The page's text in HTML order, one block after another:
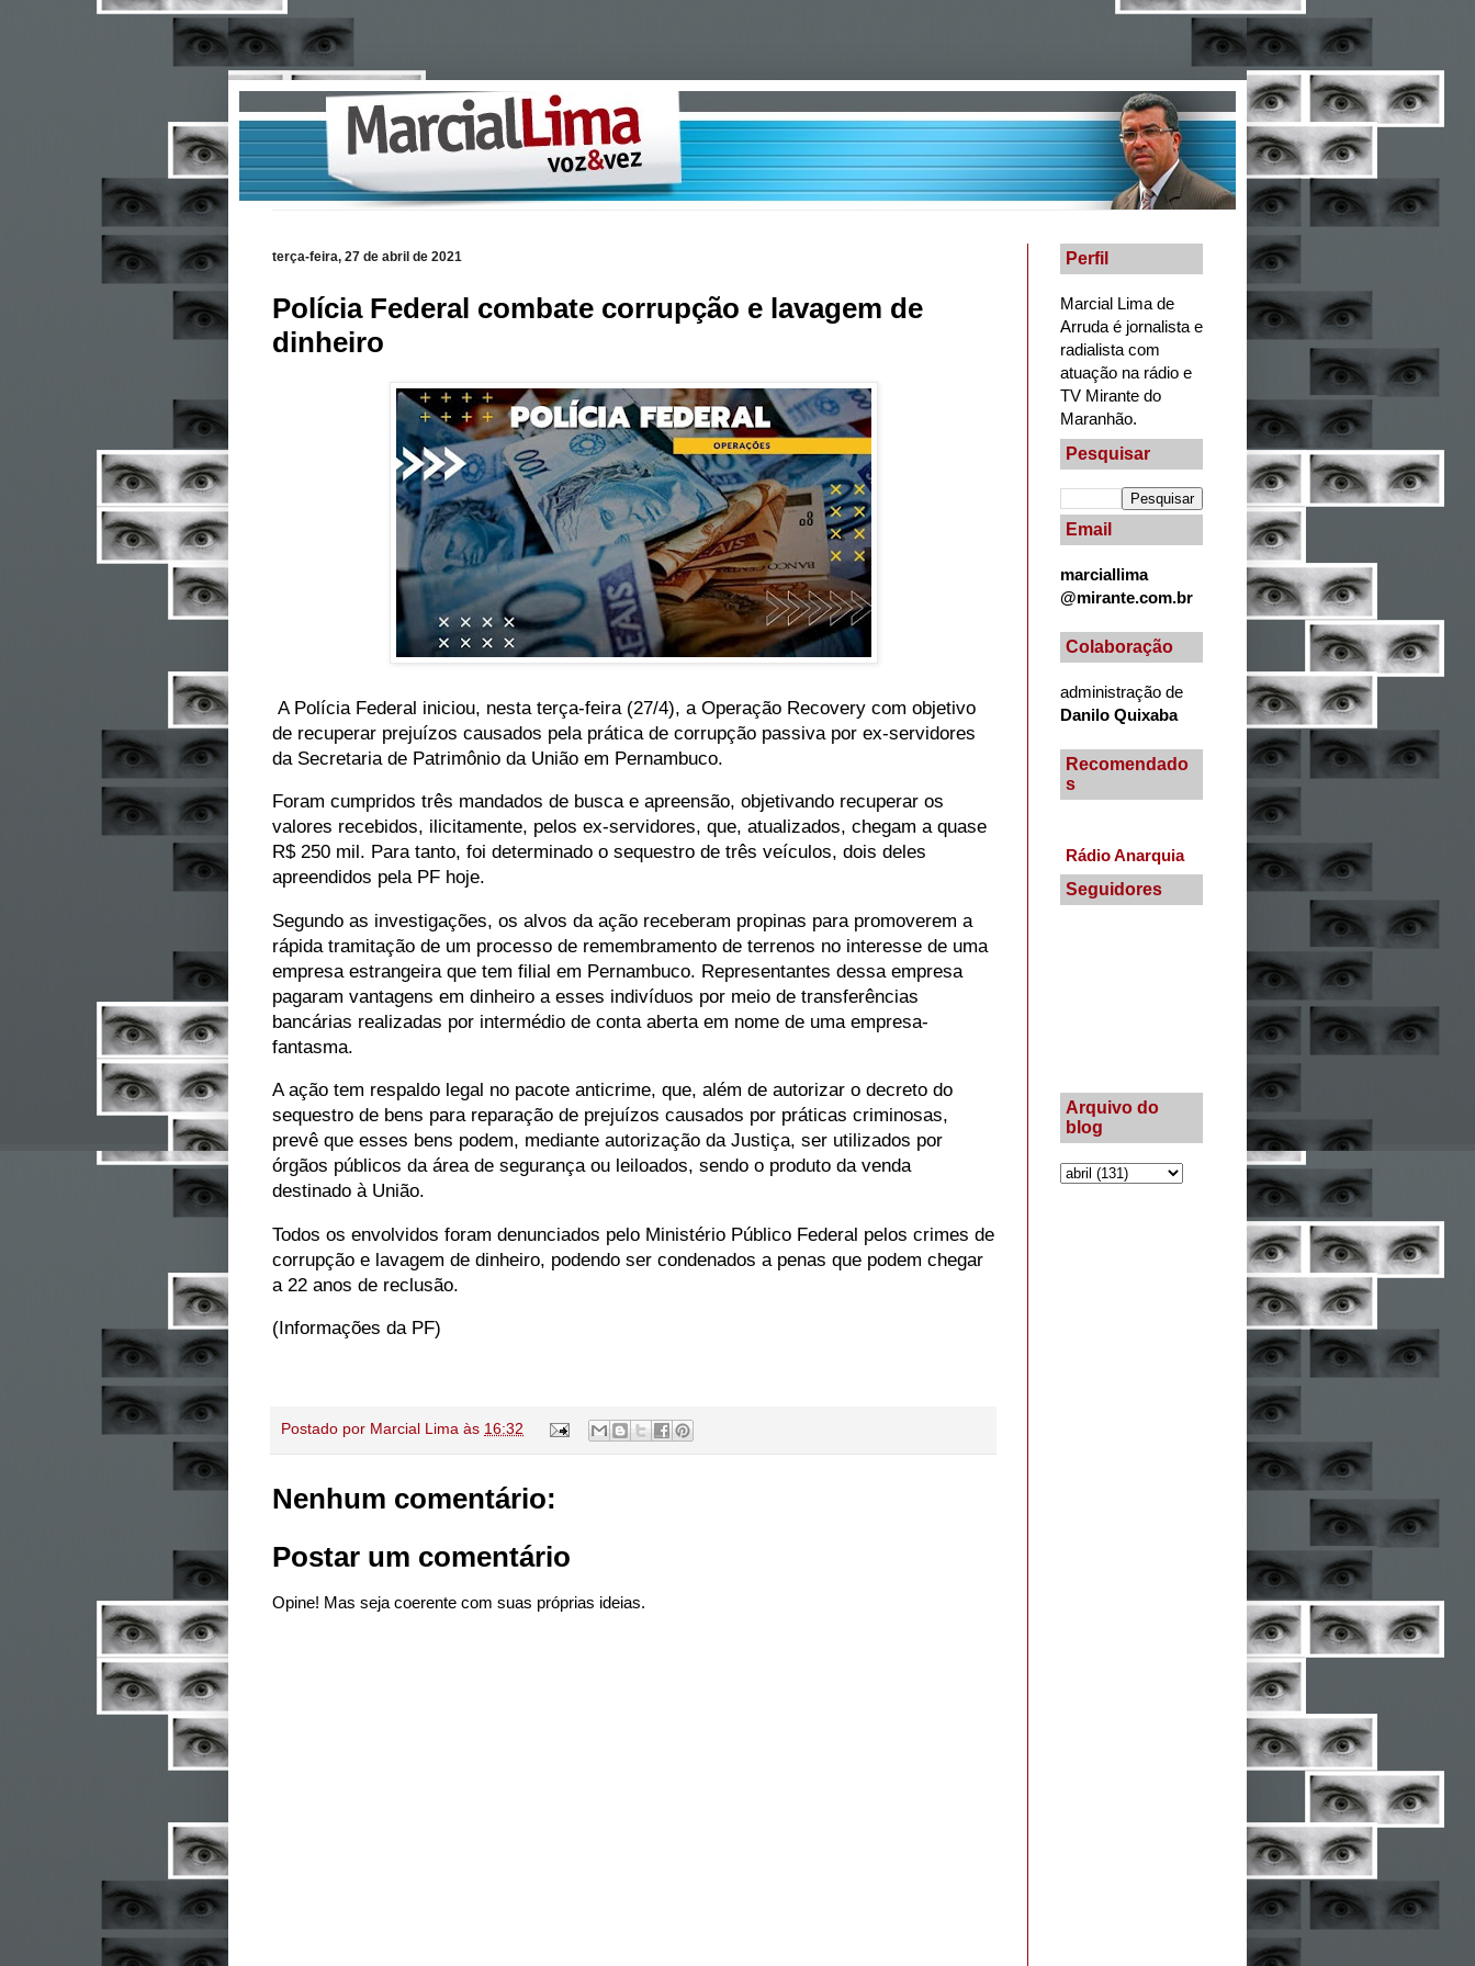
terça-feira, 27 de abril de 2021
Polícia Federal combate corrupção e lavagem de
dinheiro
A Polícia Federal iniciou, nesta terça-feira (27/4), a Operação Recovery com objetivo
de recuperar prejuízos causados pela prática de corrupção passiva por ex-servidores
da Secretaria de Patrimônio da União em Pernambuco.
Foram cumpridos três mandados de busca e apreensão, objetivando recuperar os
valores recebidos, ilicitamente, pelos ex-servidores, que, atualizados, chegam a quase
R$ 250 mil. Para tanto, foi determinado o sequestro de três veículos, dois deles
apreendidos pela PF hoje.
Segundo as investigações, os alvos da ação receberam propinas para promoverem a
rápida tramitação de um processo de remembramento de terrenos no interesse de uma
empresa estrangeira que tem filial em Pernambuco. Representantes dessa empresa
pagaram vantagens em dinheiro a esses indivíduos por meio de transferências
bancárias realizadas por intermédio de conta aberta em nome de uma empresa-
fantasma.
A ação tem respaldo legal no pacote anticrime, que, além de autorizar o decreto do
sequestro de bens para reparação de prejuízos causados por práticas criminosas,
prevê que esses bens podem, mediante autorização da Justiça, ser utilizados por
órgãos públicos da área de segurança ou leiloados, sendo o produto da venda
destinado à União.
Todos os envolvidos foram denunciados pelo Ministério Público Federal pelos crimes de
corrupção e lavagem de dinheiro, podendo ser condenados a penas que podem chegar
a 22 anos de reclusão.
(Informações da PF)
Postado por Marcial Lima às 16:32
Nenhum comentário:
Postar um comentário
Opine! Mas seja coerente com suas próprias ideias.
Perfil
Marcial Lima de
Arruda é jornalista e
radialista com
atuação na rádio e
TV Mirante do
Maranhão.
Pesquisar
Email
marciallima
@mirante.com.br
Colaboração
administração de
Danilo Quixaba
Recomendado
s
Rádio Anarquia
Seguidores
Arquivo do
blog